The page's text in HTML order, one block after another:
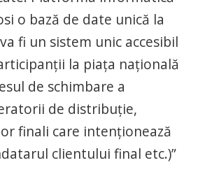
o bază de date unică la
fi un sistem unic accesibil
la piața națională
de schimbare a
de distribuție,
finali care intenționează
clientului final etc.)”